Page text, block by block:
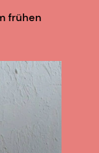
Journal
frühen